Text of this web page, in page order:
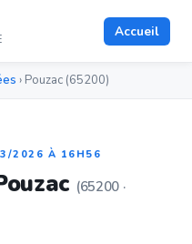
Accueil
› Pouzac (65200)
2026 À 16H56
(65200 ·